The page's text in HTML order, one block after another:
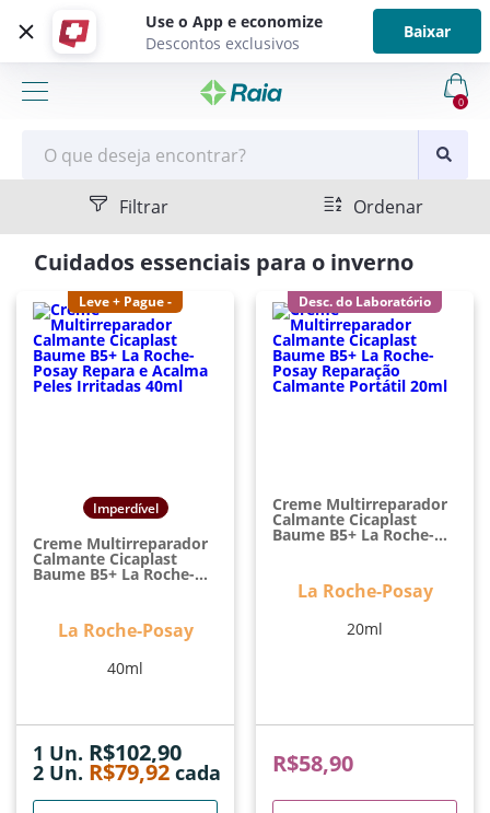
Use o App e economize
Descontos exclusivos
Baixar
0
Filtrar Ordenar
Cuidados essenciais para o inverno
Leve + Pague -
Imperdível
Creme Multirreparador
Calmante Cicaplast
Baume B5+ La Roche-
La Roche-Posay
40ml
1 Un. R$102,90
2 Un. R$79,92 cada
Desc. do Laboratório
Creme Multirreparador
Calmante Cicaplast
Baume B5+ La Roche-
La Roche-Posay
20ml
R$58,90